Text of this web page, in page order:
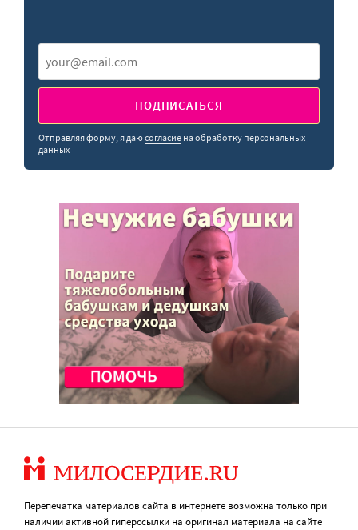
ПОДПИСАТЬСЯ
Отправляя форму, я даюсогласие на обработку персональных
данных
Перепечатка материалов сайта в интернете возможна только при
наличии активной гиперссылки на оригинал материала на сайте